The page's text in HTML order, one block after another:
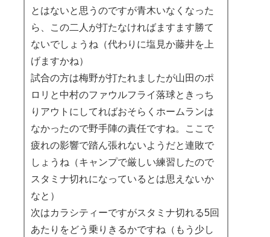
とはないと思うのですが青木いなくなった
ら、この二人が打たなければますます勝て
ないでしょうね（代わりに塩見か藤井を上
げますかね）
試合の方は梅野が打たれましたが山田のポ
ロリと中村のファウルフライ落球ときっち
りアウトにしてればおそらくホームランは
なかったので野手陣の責任ですね。ここで
疲れの影響で踏ん張れないようだと連敗で
しょうね（キャンプで厳しい練習したので
スタミナ切れになっているとは思えないか
なと）
次はカラシティーですがスタミナ切れる5回
あたりをどう乗りきるかですね（もう少し